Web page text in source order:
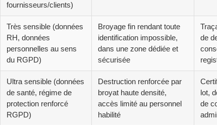
fournisseurs/clients)
Très sensible (données
RH, données
personnelles au sens
du RGPD)
Broyage fin rendant toute
identification impossible,
dans une zone dédiée et
sécurisée
de
Ultra sensible (données
de santé, régime de
protection renforcé
RGPD)
Destruction renforcée par
broyat haute densité,
accès limité au personnel
habilité
lot,
de